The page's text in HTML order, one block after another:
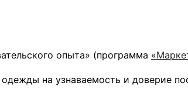
опыта» (программа
на узнаваемость и доверие